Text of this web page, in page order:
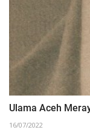
Ulama Aceh
16/07/2022